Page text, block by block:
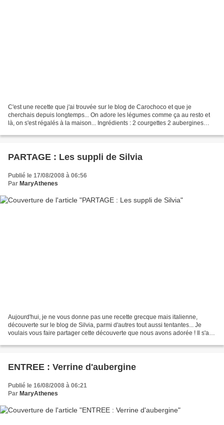
C'est une recette que j'ai trouvée sur le blog de Carochoco et que je
cherchais depuis longtemps... On adore les légumes comme ça au resto et
là, on s'est régalés à la maison... Ingrédients : 2 courgettes 2 aubergines
PARTAGE : Les suppli de Silvia
Publié le 17/08/2008 à 06:56
Par MaryAthenes
Aujourd'hui, je ne vous donne pas une recette grecque mais italienne,
découverte sur le blog de Silvia, parmi d'autres tout aussi tentantes... Je
voulais vous faire partager cette découverte que nous avons adorée ! Il s'agit
ENTREE : Verrine d'aubergine
Publié le 16/08/2008 à 06:21
Par MaryAthenes